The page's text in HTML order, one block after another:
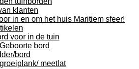
klanten
in en om het huis Maritiem sfeer!
voor in de tuin
bord
bord
meetlat